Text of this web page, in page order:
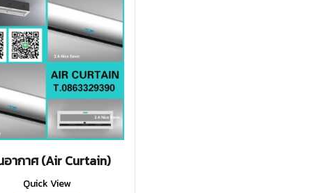
อากาศ (Air Curtain)
Quick View